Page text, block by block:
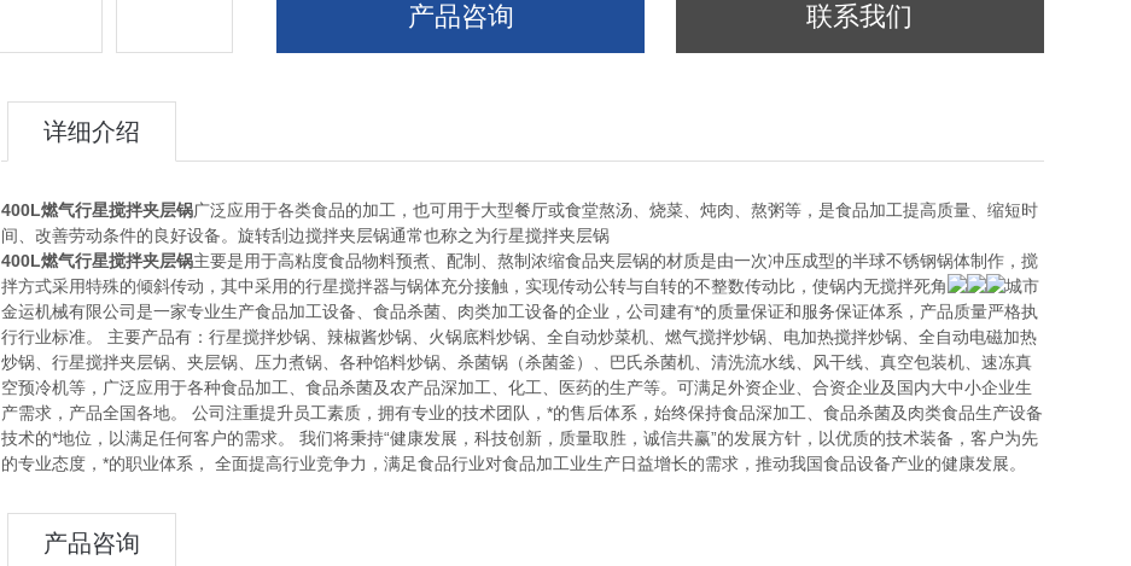
产品咨询 联系我们
详细介绍
400L燃气行星搅拌夹层锅广泛应用于各类食品的加工，也可用于大型餐厅或食堂熬汤、烧菜、炖肉、熬粥等，是食品加工提高质量、缩短时
间、改善劳动条件的良好设备。旋转刮边搅拌夹层锅通常也称之为行星搅拌夹层锅
400L燃气行星搅拌夹层锅主要是用于高粘度食品物料预煮、配制、熬制浓缩食品夹层锅的材质是由一次冲压成型的半球不锈钢锅体制作，搅
拌方式采用特殊的倾斜传动，其中采用的行星搅拌器与锅体充分接触，实现传动公转与自转的不整数传动比，使锅内无搅拌死角
城市
金运机械有限公司是一家专业生产食品加工设备、食品杀菌、肉类加工设备的企业，公司建有*的质量保证和服务保证体系，产品质量严格执
行行业标准。 主要产品有：行星搅拌炒锅、辣椒酱炒锅、火锅底料炒锅、全自动炒菜机、燃气搅拌炒锅、电加热搅拌炒锅、全自动电磁加热
炒锅、行星搅拌夹层锅、夹层锅、压力煮锅、各种馅料炒锅、杀菌锅（杀菌釜）、巴氏杀菌机、清洗流水线、风干线、真空包装机、速冻真
空预冷机等，广泛应用于各种食品加工、食品杀菌及农产品深加工、化工、医药的生产等。可满足外资企业、合资企业及国内大中小企业生
产需求，产品全国各地。 公司注重提升员工素质，拥有专业的技术团队，*的售后体系，始终保持食品深加工、食品杀菌及肉类食品生产设备
技术的*地位，以满足任何客户的需求。 我们将秉持“健康发展，科技创新，质量取胜，诚信共赢”的发展方针，以优质的技术装备，客户为先
的专业态度，*的职业体系， 全面提高行业竞争力，满足食品行业对食品加工业生产日益增长的需求，推动我国食品设备产业的健康发展。
产品咨询